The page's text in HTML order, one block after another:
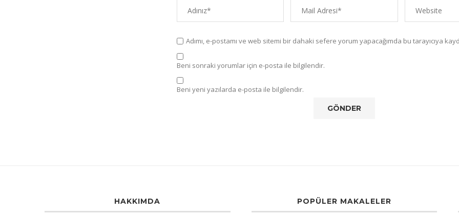
Adımı, e-postamı ve web sitemi bir dahaki sefere yorum yapacağımda bu tarayıcıya
Beni sonraki yorumlar için e-posta ile bilgilendir.
Beni yeni yazılarda e-posta ile bilgilendir.
HAKKIMDA POPÜLER MAKALELER